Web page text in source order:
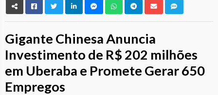
Gigante Chinesa Anuncia
Investimento de R$ 202 milhões
em Uberaba e Promete Gerar 650
Empregos